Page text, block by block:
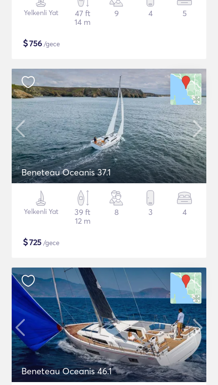
Yelkenli Yat
47 ft
14 m
9 4 5
$756 /gece
Beneteau Oceanis 37.1
Yelkenli Yat
39 ft
12 m
8 3 4
$725 /gece
Beneteau Oceanis 46.1